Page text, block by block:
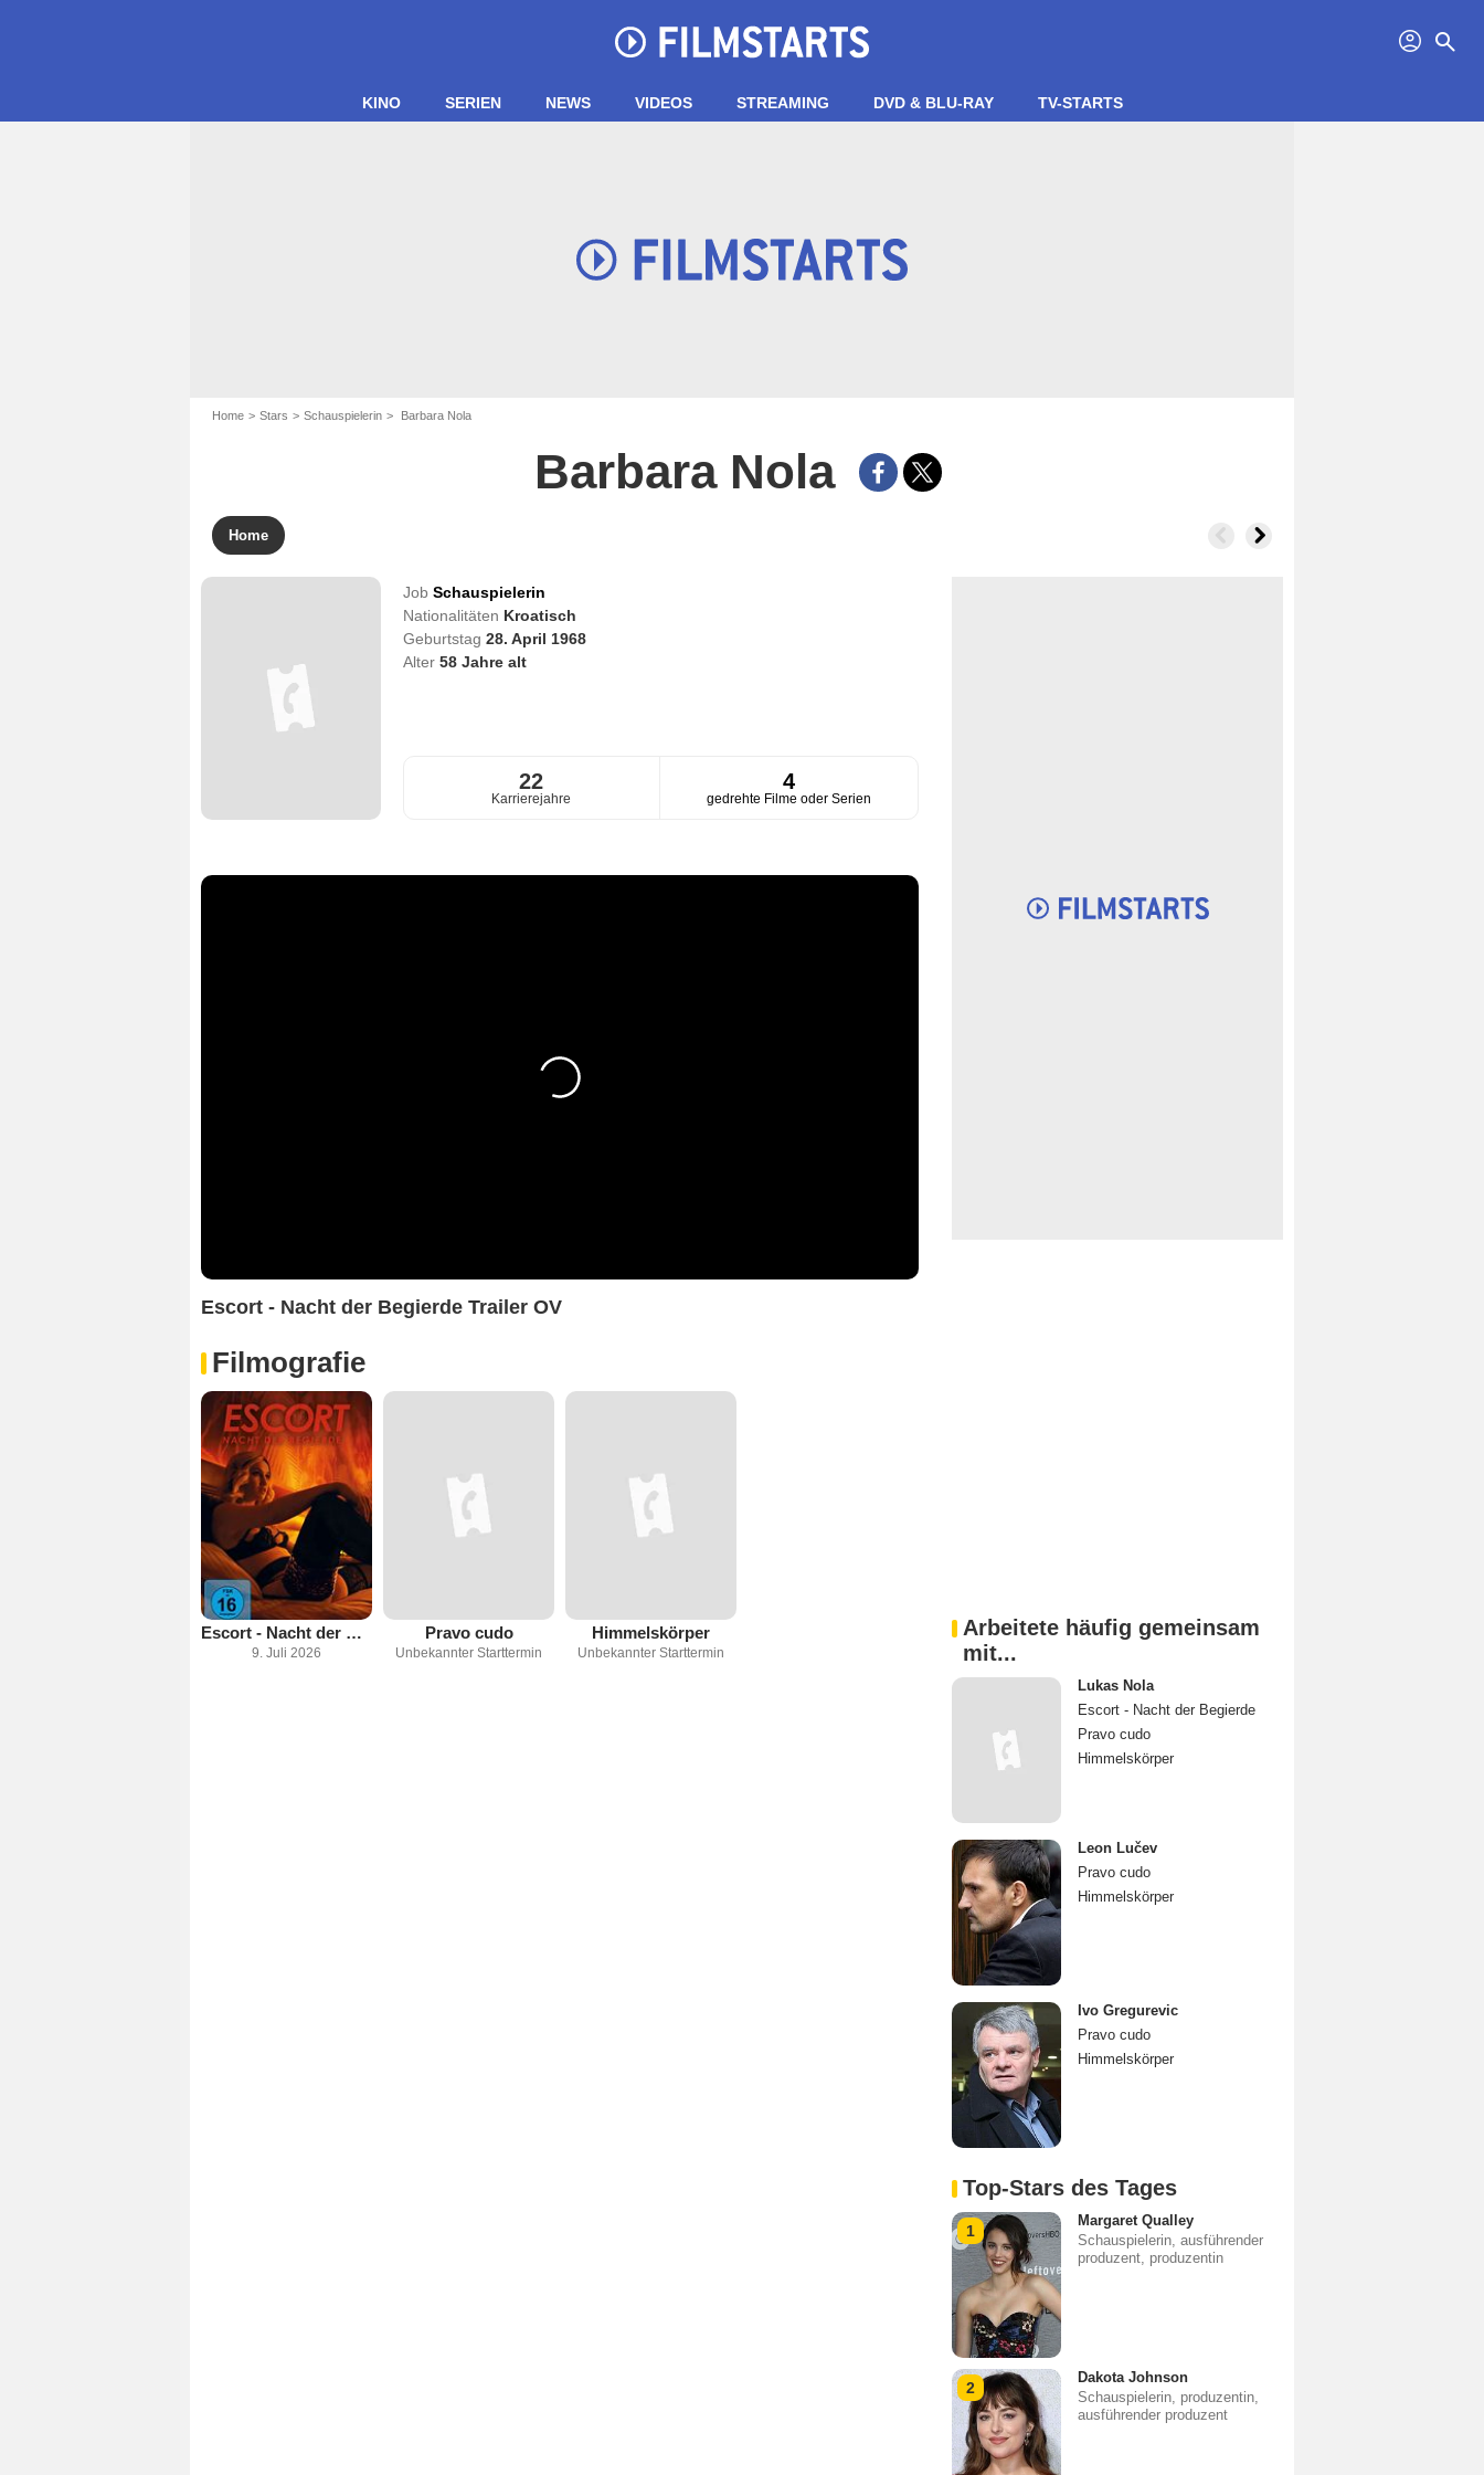
profil search
KINO SERIEN NEWS VIDEOS STREAMING DVD & BLU-RAY TV-STARTS
Home Stars Schauspielerin Barbara Nola
Barbara Nola
Home
Job Schauspielerin
Nationalitäten Kroatisch
Geburtstag 28. April 1968
Alter 58Jahre alt
22
Karrierejahre
4
gedrehte Filme oder Serien
Escort - Nacht der Begierde Trailer OV
Filmografie
Escort - Nacht der Begierde
9. Juli 2026
Pravo cudo
Unbekannter Starttermin
Himmelskörper
Unbekannter Starttermin
Arbeitete häufig gemeinsam
mit...
Lukas Nola
Escort - Nacht der Begierde
Pravo cudo
Himmelskörper
Leon Lučev
Pravo cudo
Himmelskörper
Ivo Gregurevic
Pravo cudo
Himmelskörper
Top-Stars des Tages
1
Margaret Qualley
Schauspielerin, ausführender
produzent, produzentin
2
Dakota Johnson
Schauspielerin, produzentin,
ausführender produzent